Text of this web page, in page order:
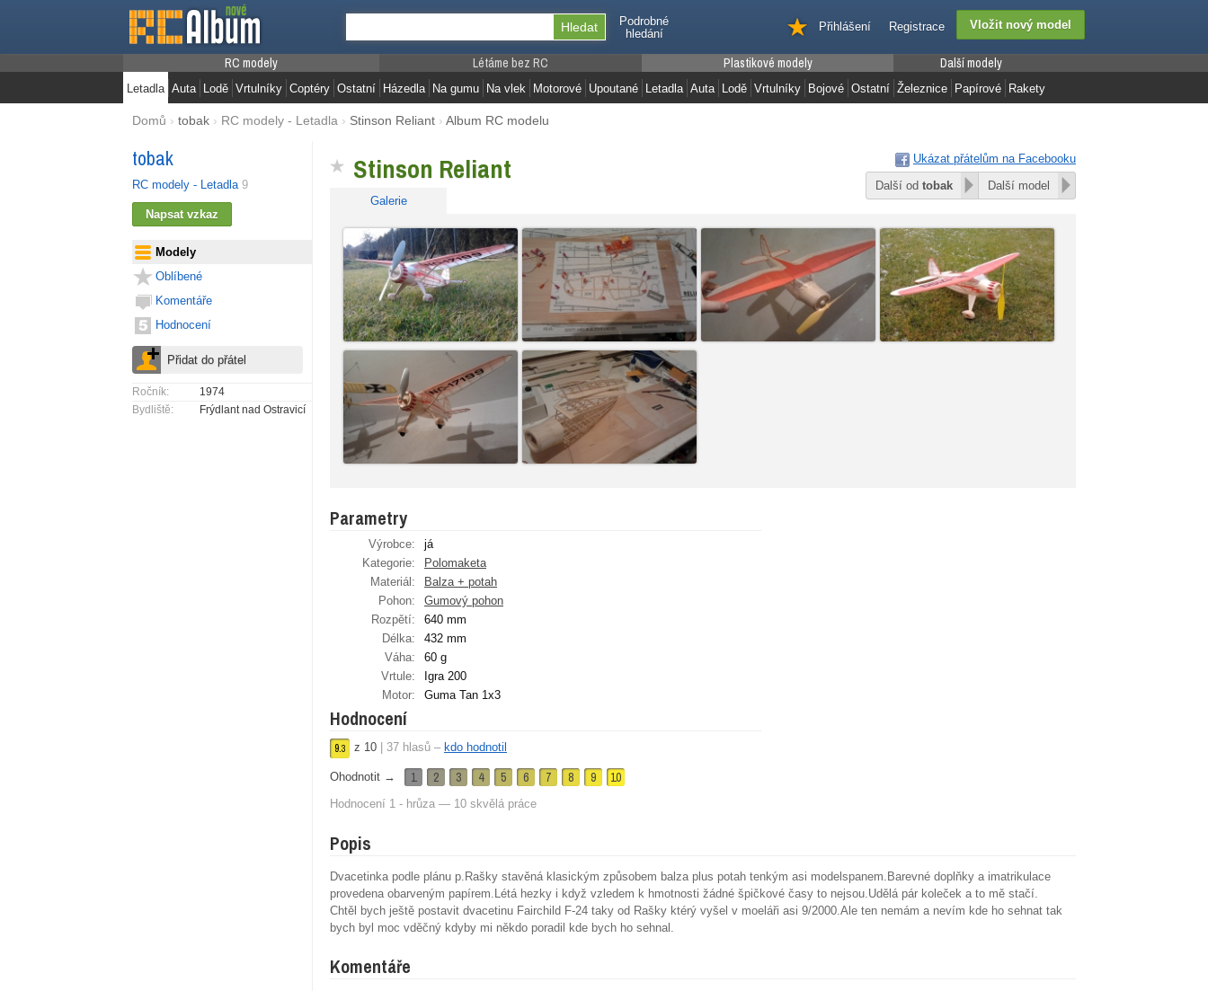
Podrobné
hledání
Registrace
Přihlášení
RC modely
Letadla Auta Lodě Vrtulníky Coptéry Ostatní
Létáme bez RC
Házedla Na gumu Na vlek Motorové Upoutané
Plastikové modely
Letadla Auta Lodě Vrtulníky Bojové Ostatní
Další modely
Železnice Papírové Rakety
Domů › tobak › RC modely - Letadla › Stinson Reliant › Album RC modelu
tobak
RC modely - Letadla 9
Modely
Oblíbené
Komentáře
Hodnocení
Ročník:
1974
Bydliště:
Frýdlant nad Ostravicí
Ukázat přátelům na Facebooku
Další od tobak Další model
Stinson Reliant
Galerie
Parametry
Výrobce:
já
Kategorie:
Polomaketa
Materiál:
Balza + potah
Pohon:
Gumový pohon
Rozpětí:
640 mm
Délka:
432 mm
Váha:
60 g
Vrtule:
Igra 200
Motor:
Guma Tan 1x3
Hodnocení
9.3 z 10 37 hlasů – kdo hodnotil
Ohodnotit → 1 2 3 4 5 6 7 8 9 10
Hodnocení 1 - hrůza — 10 skvělá práce
Popis
Dvacetinka podle plánu p.Rašky stavěná klasickým způsobem balza plus potah tenkým asi modelspanem.Barevné doplňky a imatrikulace
provedena obarveným papírem.Létá hezky i když vzledem k hmotnosti žádné špičkové časy to nejsou.Udělá pár koleček a to mě stačí.
Chtěl bych ještě postavit dvacetinu Fairchild F-24 taky od Rašky ktérý vyšel v moeláři asi 9/2000.Ale ten nemám a nevím kde ho sehnat tak
bych byl moc vděčný kdyby mi někdo poradil kde bych ho sehnal.
Komentáře